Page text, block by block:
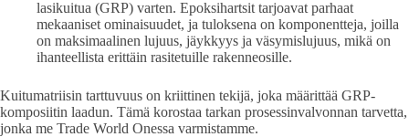
lasikuitua (GRP) varten. Epoksihartsit tarjoavat parhaat
mekaaniset ominaisuudet, ja tuloksena on komponentteja, joilla
on maksimaalinen lujuus, jäykkyys ja väsymislujuus, mikä on
ihanteellista erittäin rasitetuille rakenneosille.
Kuitumatriisin tarttuvuus on kriittinen tekijä, joka määrittää GRP-
komposiitin laadun. Tämä korostaa tarkan prosessinvalvonnan tarvetta,
jonka me Trade World Onessa varmistamme.